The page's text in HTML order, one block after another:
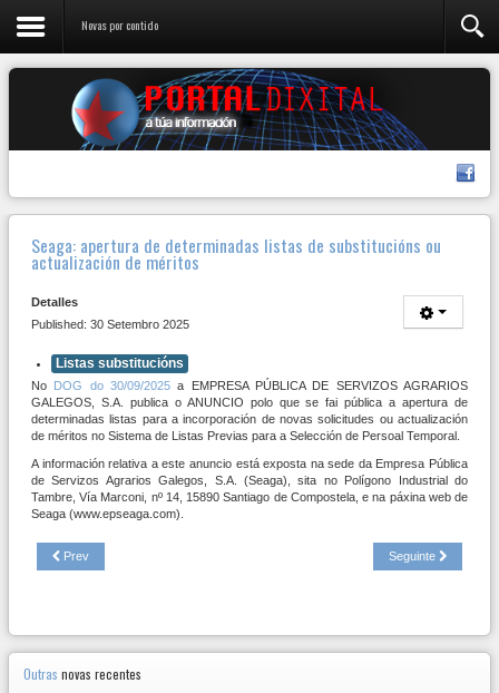
Novas por contido
Seaga: apertura de determinadas listas de substitucións ou
actualización de méritos
Detalles
Published: 30 Setembro 2025
Listas substitucións
No DOG do 30/09/2025 a EMPRESA PÚBLICA DE SERVIZOS AGRARIOS
GALEGOS, S.A. publica o ANUNCIO polo que se fai pública a apertura de
determinadas listas para a incorporación de novas solicitudes ou actualización
de méritos no Sistema de Listas Previas para a Selección de Persoal Temporal.
A información relativa a este anuncio está exposta na sede da Empresa Pública
de Servizos Agrarios Galegos, S.A. (Seaga), sita no Polígono Industrial do
Tambre, Vía Marconi, nº 14, 15890 Santiago de Compostela, e na páxina web de
Seaga (www.epseaga.com).
Prev Seguinte
Outras novas recentes